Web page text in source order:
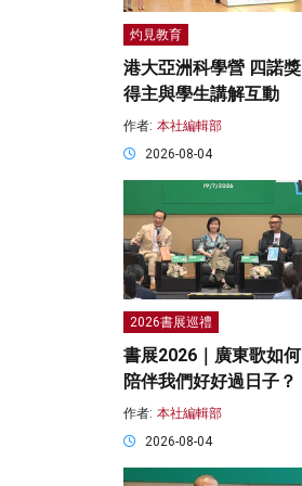
灼見教育
港大亞洲科學營 四諾獎
得主與學生講解互動
作者: 本社編輯部
2026-08-04
2026書展巡禮
書展2026｜廣東歌如何
陪伴我們好好過日子？
作者: 本社編輯部
2026-08-04